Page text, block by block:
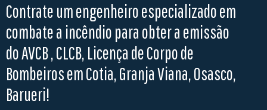
Contrate um engenheiro especializado em
combate a incêndio para obter a emissão
do AVCB , CLCB, Licença de Corpo de
Bombeiros em Cotia, Granja Viana, Osasco,
Barueri!